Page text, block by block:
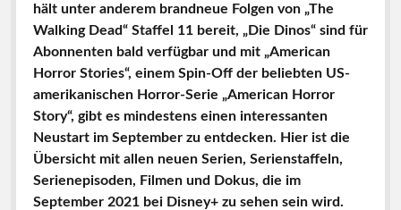
hält unter anderem brandneue Folgen von „The
Walking Dead“ Staffel 11 bereit, „Die Dinos“ sind für
Abonnenten bald verfügbar und mit „American
Horror Stories“, einem Spin-Off der beliebten US-
amerikanischen Horror-Serie „American Horror
Story“, gibt es mindestens einen interessanten
Neustart im September zu entdecken. Hier ist die
Übersicht mit allen neuen Serien, Serienstaffeln,
Serienepisoden, Filmen und Dokus, die im
September 2021 bei Disney+ zu sehen sein wird.